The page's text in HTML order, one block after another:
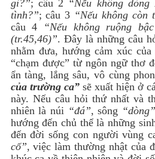
gì?”; câu 2 “Nếu không
tình?”; câu 3 “Nếu không
câu 4
“Nếu không ruộng
(tr.45,46)”. Đây là những câu
nhằm đưa, hướng cảm xúc
“chạm được” từ ngôn ngữ thơ
ẩn tàng, lắng sâu, vô cùng
của trường ca”sẽ xuất hiện ở
này. Nếu câu hỏi thứ nhất và
nhiên là núi “đá”, sông “dòng”
hướng đến chủ thể là những
đến đời sống con người vùng
cố”, việc làm thường nhật của